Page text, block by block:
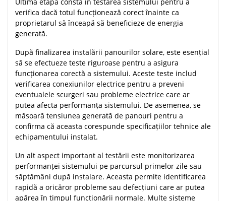
Ultima etapă constă în testarea sistemului pentru a
verifica dacă totul funcționează corect înainte ca
proprietarul să înceapă să beneficieze de energia
generată.
După finalizarea instalării panourilor solare, este esențial
să se efectueze teste riguroase pentru a asigura
funcționarea corectă a sistemului. Aceste teste includ
verificarea conexiunilor electrice pentru a preveni
eventualele scurgeri sau probleme electrice care ar
putea afecta performanța sistemului. De asemenea, se
măsoară tensiunea generată de panouri pentru a
confirma că aceasta corespunde specificațiilor tehnice ale
echipamentului instalat.
Un alt aspect important al testării este monitorizarea
performanței sistemului pe parcursul primelor zile sau
săptămâni după instalare. Aceasta permite identificarea
rapidă a oricăror probleme sau defecțiuni care ar putea
apărea în timpul funcționării normale. Multe sisteme